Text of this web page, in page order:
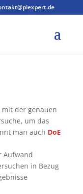
mit der genauen
um das
man auch DoE
Aufwand
in Bezug